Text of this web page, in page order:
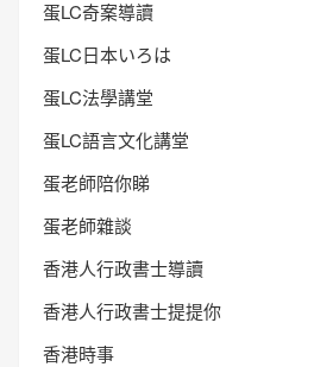
蛋LC奇案導讀
蛋LC日本いろは
蛋LC法學講堂
蛋LC語言文化講堂
蛋老師陪你睇
蛋老師雜談
香港人行政書士導讀
香港人行政書士提提你
香港時事